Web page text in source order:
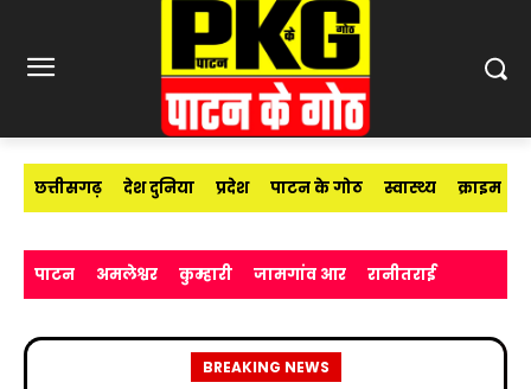
छत्तीसगढ़ देश दुनिया प्रदेश पाटन के गोठ स्वास्थ्य क्राइम
पाटन अमलेश्वर कुम्हारी जामगांव आर रानीतराई
BREAKING NEWS